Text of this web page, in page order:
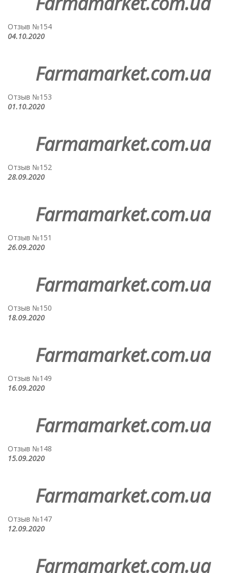
Отзыв №154
04.10.2020
Farmamarket.com.ua
Отзыв №153
01.10.2020
Farmamarket.com.ua
Отзыв №152
28.09.2020
Farmamarket.com.ua
Отзыв №151
26.09.2020
Farmamarket.com.ua
Отзыв №150
18.09.2020
Farmamarket.com.ua
Отзыв №149
16.09.2020
Farmamarket.com.ua
Отзыв №148
15.09.2020
Farmamarket.com.ua
Отзыв №147
12.09.2020
Farmamarket.com.ua